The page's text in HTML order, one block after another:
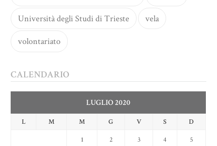
Università degli Studi di Trieste vela
volontariato
CALENDARIO
LUGLIO 2020
L M M G V S D
1 2 3 4 5